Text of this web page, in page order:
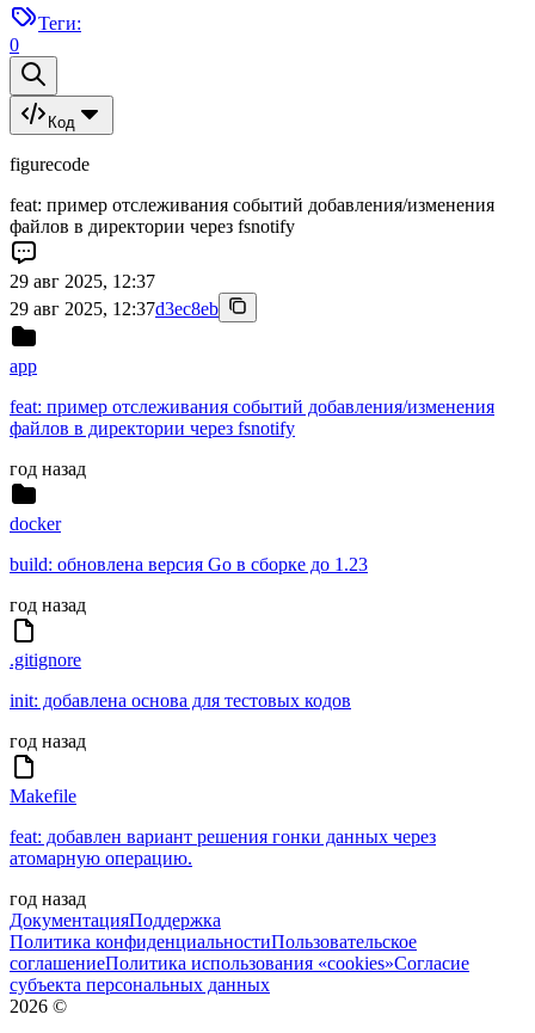
Теги:
0
Код
figurecode
feat: пример отслеживания событий добавления/изменения
файлов в директории через fsnotify
29 авг 2025, 12:37
29 авг 2025, 12:37d3ec8eb
app
feat: пример отслеживания событий добавления/изменения
файлов в директории через fsnotify
год назад
docker
build: обновлена версия Go в сборке до 1.23
год назад
.gitignore
init: добавлена основа для тестовых кодов
год назад
Makefile
feat: добавлен вариант решения гонки данных через
атомарную операцию.
год назад
ДокументацияПоддержка
Политика конфиденциальностиПользовательское
соглашениеПолитика использования «cookies»Согласие
субъекта персональных данных
2026 ©